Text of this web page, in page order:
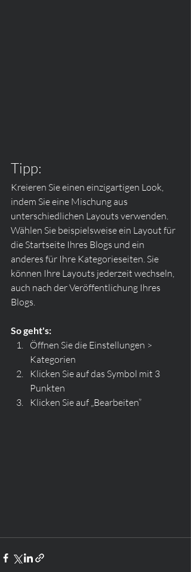
Tipp:
Kreieren Sie einen einzigartigen Look,
indem Sie eine Mischung aus
unterschiedlichen Layouts verwenden.
Wählen Sie beispielsweise ein Layout für
die Startseite Ihres Blogs und ein
anderes für Ihre Kategorieseiten. Sie
können Ihre Layouts jederzeit wechseln,
auch nach der Veröffentlichung Ihres
Blogs.
So geht's:
Öffnen Sie die Einstellungen >
Kategorien
Klicken Sie auf das Symbol mit 3
Punkten
Klicken Sie auf „Bearbeiten”